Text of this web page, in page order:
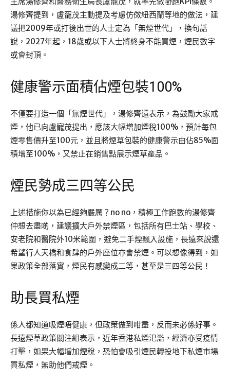
湯修齊提到，盧寵茂主動提及考慮仿傚紐西蘭等地的做法，建
議把2009年或打後出世的人士定為「無煙世代」，換句話
說，2027年起，18歲或以下人士將終身不能買煙，煙民數字
或會封頂。
健康警示面積佔煙包裝100%
不僅要打造一個「無煙世代」，湯修齊還表示，為鼓勵大家戒
煙，他已向盧寵茂提出，應該大幅增加煙稅100%，預計每包
煙零售價升至100元，並且將煙草包裝的健康警示由佔85%面
積增至100%，又禁止在銷售點展示煙草產品。
煙民勢成三四等公民
上述措施你以為已經夠嚴厲？no no，積極工作跑數的湯修齊
仲想去盡啲，建議擴大戶外禁煙區，包括所有巴士站、學校、
安老院和醫院外10米範圍，避免二手煙飄入設施，長遠來說還
希望行人天橋和食肆的戶外座位亦會禁煙。可以想像得到，如
果政策全部落實，煙民有感變成二等，甚至是三四等公民！
助長買私煙
係人都知道吸煙唔健康，但政策做到咁盡，反而未必係好事。
長遠煙草政策關注組表示，近年香港私煙氾濫，經濟亦受疫情
打擊，如果大幅增加煙稅，恐怕會吸引煙民轉投地下私煙市場
買私煙，無助他們戒煙。